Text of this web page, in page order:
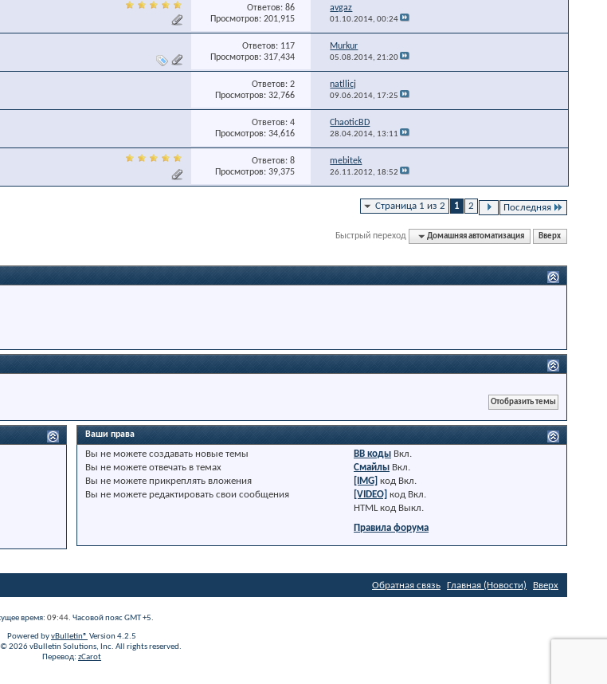
Ответов: 86
Просмотров: 201,915
avgaz
01.10.2014,00:24
Ответов: 117
Просмотров: 317,434
Murkur
05.08.2014,21:20
Ответов: 2
Просмотров: 32,766
natllicj
09.06.2014, 17:25
Ответов: 4
Просмотров: 34,616
ChaoticBD
28.04.2014, 13:11
Ответов: 8
Просмотров: 39,375
mebitek
26.11.2012, 18:52
Страница 1 из 2 1 2 Последняя
Быстрый переход Домашняя автоматизация Вверх
Ваши права
Вы не можете создавать новые темы
Вы не можете отвечать в темах
Вы не можете прикреплять вложения
Вы не можете редактировать свои сообщения
BB коды Вкл.
Смайлы Вкл.
[IMG] код Вкл.
[VIDEO] код Вкл.
HTML код Выкл.
Правила форума
Обратная связь Главная (Новости) Вверх
время: 09:44. Часовой пояс GMT +5.
Powered byvBulletin® Version 4.2.5
2026 vBulletin Solutions, Inc. All rights reserved.
Перевод: zCarot